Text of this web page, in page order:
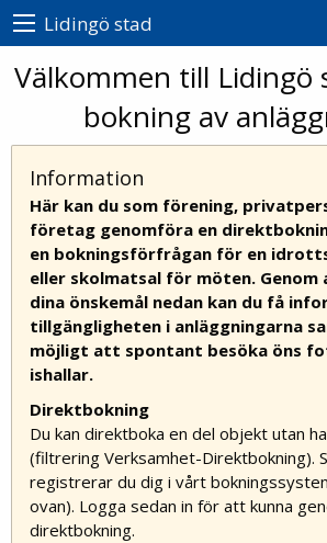
Lidingö stad
Välkommen till Lidingö
bokning av
Information
Här kan du som förening,
företag genomföra en
en bokningsförfrågan för en
eller skolmatsal för möten.
dina önskemål nedan kan du få
tillgängligheten i anläggningarna
möjligt att spontant besöka öns
ishallar.
Direktbokning
Du kan direktboka en del objekt utan
(filtrering Verksamhet-Direktbokning).
registrerar du dig i vårt
ovan). Logga sedan in för att kunna
direktbokning.